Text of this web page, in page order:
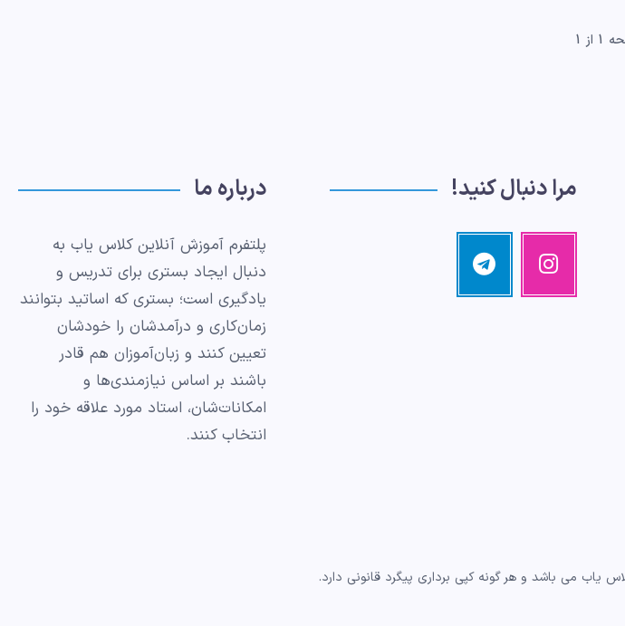
از 1
مرا دنبال کنید!
اینستاگرام
تصاویر
تلگرام
کنید!
درباره ما
پلتفرم آموزش آنلاین کلاس یاب به
دنبال ایجاد بستری برای تدریس و
یادگیری است؛ بستری که اساتید بتوانند
زمان‌کاری و درآمدشان را خودشان
تعیین کنند و زبان‌آموزان هم قادر
باشند بر اساس نیازمندی‌ها و
امکانات‌شان، استاد مورد علاقه خود را
انتخاب کنند.
می باشد و هر گونه کپی برداری پیگرد قانونی دارد.